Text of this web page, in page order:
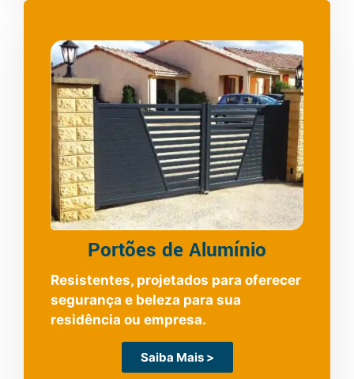
Portões de Alumínio
Resistentes, projetados para oferecer
segurança e beleza para sua
residência ou empresa.
Saiba Mais >